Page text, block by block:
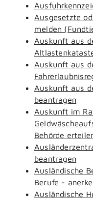
Ausgesetzte
melden
Auskunft aus
Auskunft aus
Auskunft aus
beantragen
Auskunft im
Behörde
beantragen
Ausländische
Berufe -
Ausländische